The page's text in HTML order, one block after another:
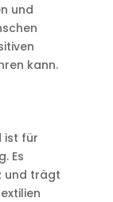
und
kann.
ist für
Es
und trägt